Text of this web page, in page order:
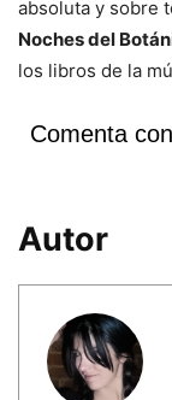
absoluta y sobre
Noches del
los libros de la
Comenta
Autor